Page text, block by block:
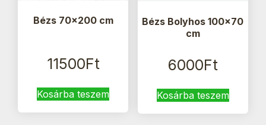
Bézs 70×200 cm
11500Ft
Kosárba teszem
Bézs Bolyhos 100×70
cm
6000Ft
Kosárba teszem